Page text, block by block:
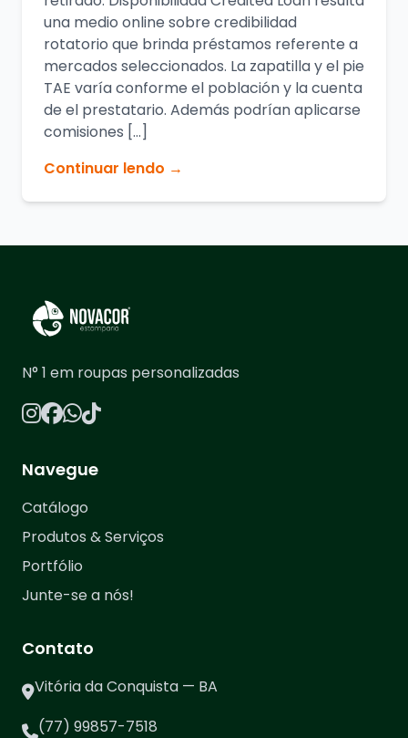
una medio online sobre credibilidad
rotatorio que brinda préstamos referente a
mercados seleccionados. La zapatilla y el pie
TAE varía conforme el población y la cuenta
de el prestatario. Además podrían aplicarse
comisiones […]
Continuar lendo →
N° 1 em roupas personalizadas
Navegue
Catálogo
Produtos & Serviços
Portfólio
Junte-se a nós!
Contato
Vitória da Conquista — BA
(77) 99857-7518